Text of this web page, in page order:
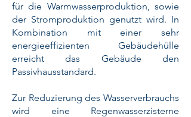
für die Warmwasserproduktion, sowie
der Stromproduktion genutzt wird. In
Kombination mit einer sehr
energieeffizienten Gebäudehülle
erreicht das Gebäude den
Passivhausstandard.
Zur Reduzierung des Wasserverbrauchs
wird eine Regenwasserzisterne